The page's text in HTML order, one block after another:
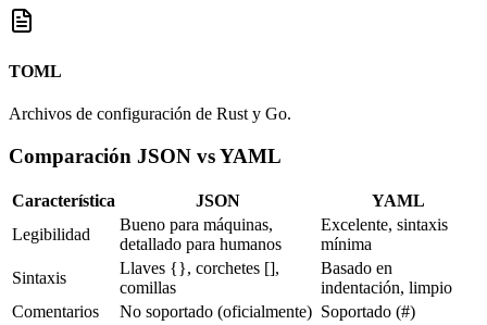
TOML
Archivos de configuración de Rust y Go.
Comparación JSON vs YAML
Característica JSON
YAML
Legibilidad
Bueno para máquinas,
detallado para humanos
Excelente, sintaxis
mínima
Sintaxis
Llaves {}, corchetes [],
comillas
Basado en
indentación, limpio
Comentarios
No soportado (oficialmente) Soportado (#)